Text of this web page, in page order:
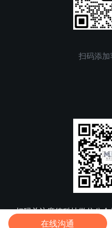
扫码添
扫码关注魔德科技微信公
在线沟通